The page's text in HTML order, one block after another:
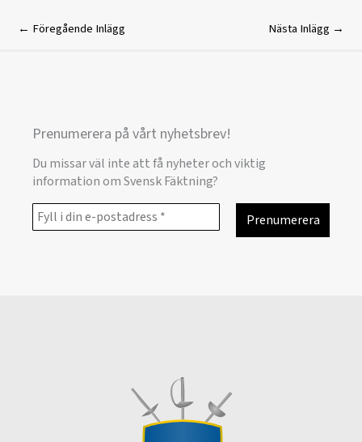
← Föregående Inlägg Nästa Inlägg →
Prenumerera på vårt nyhetsbrev!
Du missar väl inte att få nyheter och viktig
information om Svensk Fäktning?